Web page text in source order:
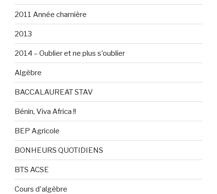
2011 Année charnière
2013
2014 – Oublier et ne plus s'oublier
Algèbre
BACCALAUREAT STAV
Bénin, Viva Africa !!
BEP Agricole
BONHEURS QUOTIDIENS
BTS ACSE
Cours d'algèbre